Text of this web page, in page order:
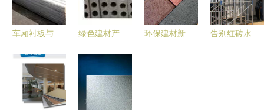
砂浆腻子粉
高品质发展
车厢衬板与
价厂家直销
全攻略
绿色建材产
析与核心机
械设备供应
商名录
环保建材新
告别红砖水